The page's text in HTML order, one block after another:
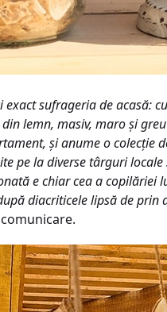
sufrageria de acasă:
lemn, masiv, maro şi
şi anume o colecţie
pe la diverse târguri
e chiar cea a copilăriei
diacriticele lipsă de prin